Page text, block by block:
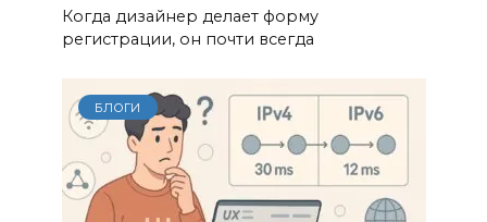
Когда дизайнер делает форму
регистрации, он почти всегда
БЛОГИ